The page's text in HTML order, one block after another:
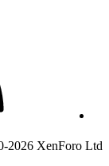
2026 XenForo Ltd.